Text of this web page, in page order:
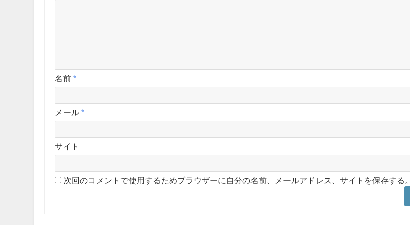
名前*
メール*
サイト
次回のコメントで使用するためブラウザーに自分の名前、メールアドレス、サイトを保存する。